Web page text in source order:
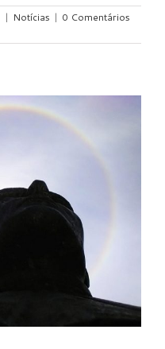
| Notícias | 0 Comentários